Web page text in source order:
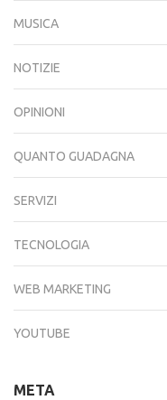
MUSICA
NOTIZIE
OPINIONI
QUANTO GUADAGNA
SERVIZI
TECNOLOGIA
WEB MARKETING
YOUTUBE
META